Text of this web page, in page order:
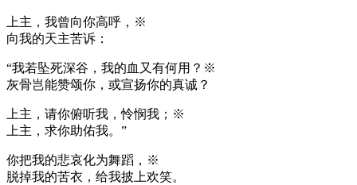
上主，我曾向你高呼，※
向我的天主苦诉：
“我若坠死深谷，我的血又有何用？※
灰骨岂能赞颂你，或宣扬你的真诚？
上主，请你俯听我，怜悯我；※
上主，求你助佑我。”
你把我的悲哀化为舞蹈，※
脱掉我的苦衣，给我披上欢笑。